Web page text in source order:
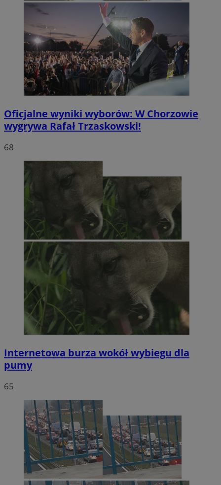
Oficjalne wyniki wyborów: W Chorzowie
wygrywa Rafał Trzaskowski!
68
Internetowa burza wokół wybiegu dla
pumy
65